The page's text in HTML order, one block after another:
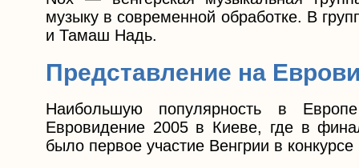
музыку в современной обработке. В
и Тамаш Надь.
Представление на
Наибольшую популярность в
Евровидение 2005 в Киеве, где в
было первое участие Венгрии в